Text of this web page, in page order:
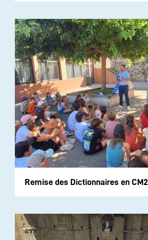
Remise des Dictionnaires en CM2